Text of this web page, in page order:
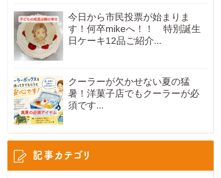
今日から市民投票が始まりま
す！何卒mikeへ！！ 特別誕生
日ケーキ12品ご紹介...
クーラーが欠かせない夏の猛
暑！洋菓子店でもクーラーが必
須です...
記事カテゴリ